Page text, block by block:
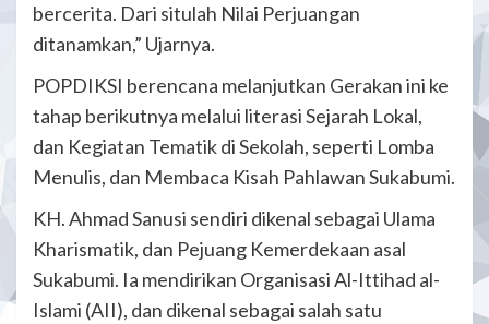
bercerita. Dari situlah Nilai Perjuangan
ditanamkan,” Ujarnya.
POPDIKSI berencana melanjutkan Gerakan ini ke
tahap berikutnya melalui literasi Sejarah Lokal,
dan Kegiatan Tematik di Sekolah, seperti Lomba
Menulis, dan Membaca Kisah Pahlawan Sukabumi.
KH. Ahmad Sanusi sendiri dikenal sebagai Ulama
Kharismatik, dan Pejuang Kemerdekaan asal
Sukabumi. Ia mendirikan Organisasi Al-Ittihad al-
Islami (AII), dan dikenal sebagai salah satu